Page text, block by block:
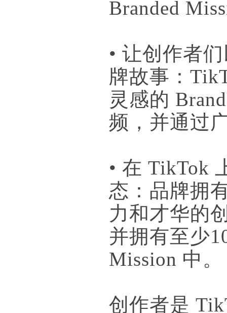
Branded
• 让创作者
牌故事：
灵感的
频，并通过
• 在 TikTok
态：品牌拥
力和才华的
并拥有至少
Mission 中。
创作者是